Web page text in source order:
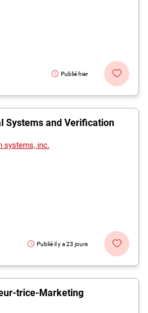
Publié hier
Systems and Verification
systems, inc.
Publié il y a 23 jours
trice-Marketing